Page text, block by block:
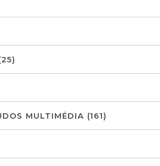
MULTIMÉDIA (161)